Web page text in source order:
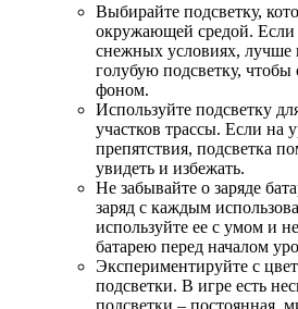
Выбирайте подсветку,
окружающей средой. Если
снежных условиях, лучше
голубую подсветку, чтобы
фоном.
Используйте подсветку
участков трассы. Если на
препятствия, подсветка
увидеть и избежать.
Не забывайте о заряде
заряд с каждым
используйте ее с умом и не
батарею перед началом
Экспериментируйте с
подсветки. В игре есть
подсветки – постоянная,